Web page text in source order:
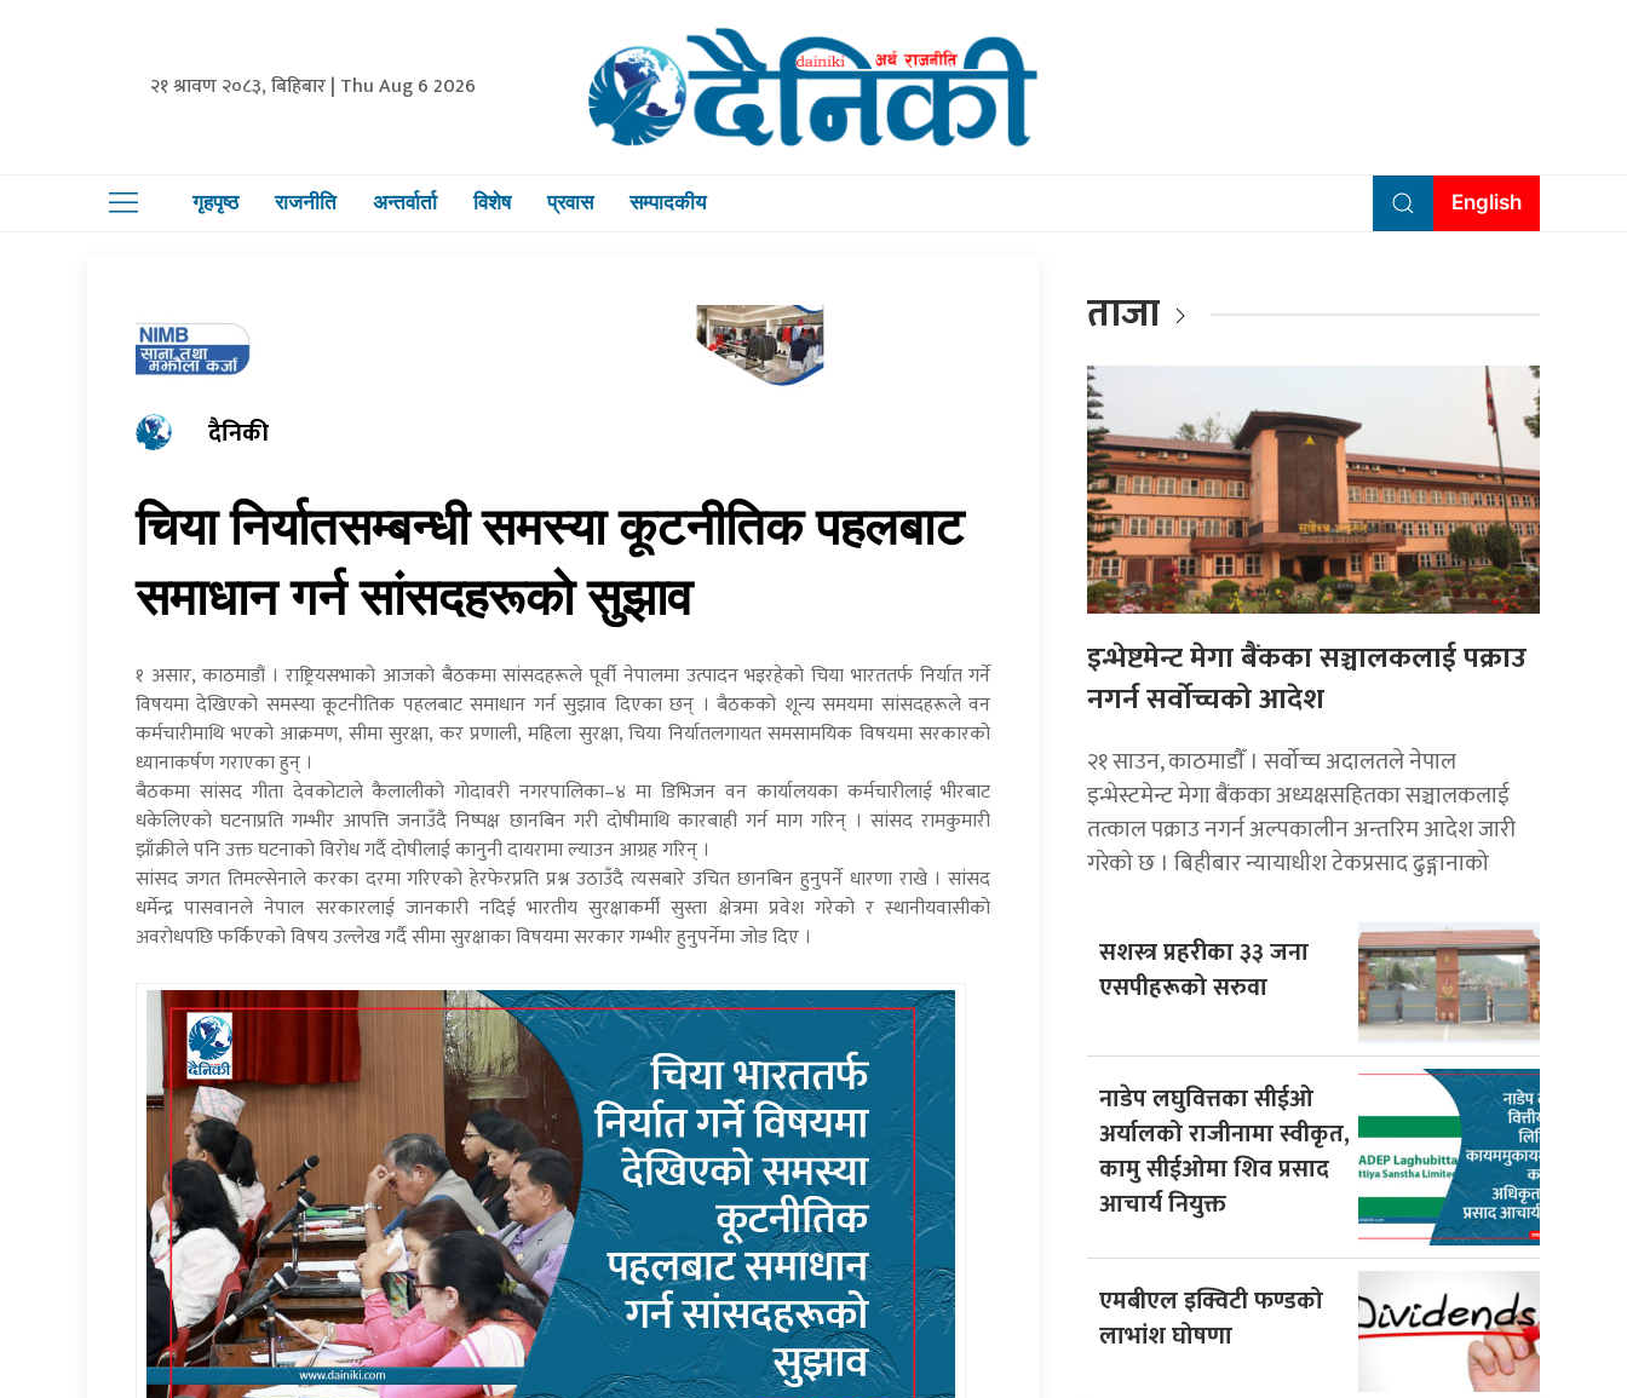
२१ श्रावण २०८३, बिहिबार | Thu Aug 6 2026
गृहपृष्ठ राजनीति अन्तर्वार्ता विशेष प्रवास सम्पादकीय English
दैनिकी
चिया निर्यातसम्बन्धी समस्या कूटनीतिक पहलबाट
समाधान गर्न सांसदहरूकाे सुझाव
१ असार, काठमाडौं । राष्ट्रियसभाको आजको बैठकमा सांसदहरूले पूर्वी नेपालमा उत्पादन भइरहेको चिया भारततर्फ निर्यात गर्ने
विषयमा देखिएको समस्या कूटनीतिक पहलबाट समाधान गर्न सुझाव दिएका छन् । बैठकको शून्य समयमा सांसदहरूले वन
कर्मचारीमाथि भएको आक्रमण, सीमा सुरक्षा, कर प्रणाली, महिला सुरक्षा, चिया निर्यातलगायत समसामयिक विषयमा सरकारको
ध्यानाकर्षण गराएका हुन् ।
बैठकमा सांसद गीता देवकोटाले कैलालीको गोदावरी नगरपालिका–४ मा डिभिजन वन कार्यालयका कर्मचारीलाई भीरबाट
धकेलिएको घटनाप्रति गम्भीर आपत्ति जनाउँदै निष्पक्ष छानबिन गरी दोषीमाथि कारबाही गर्न माग गरिन् । सांसद रामकुमारी
झाँक्रीले पनि उक्त घटनाको विरोध गर्दै दोषीलाई कानुनी दायरामा ल्याउन आग्रह गरिन् ।
सांसद जगत तिमल्सेनाले करका दरमा गरिएको हेरफेरप्रति प्रश्न उठाउँदै त्यसबारे उचित छानबिन हुनुपर्ने धारणा राखे । सांसद
धर्मेन्द्र पासवानले नेपाल सरकारलाई जानकारी नदिई भारतीय सुरक्षाकर्मी सुस्ता क्षेत्रमा प्रवेश गरेको र स्थानीयवासीको
अवरोधपछि फर्किएको विषय उल्लेख गर्दै सीमा सुरक्षाका विषयमा सरकार गम्भीर हुनुपर्नेमा जोड दिए ।
ताजा
इन्भेष्टमेन्ट मेगा बैंकका सञ्चालकलाई पक्राउ
नगर्न सर्वोच्चको आदेश
२१ साउन, काठमाडाैँ । सर्वोच्च अदालतले नेपाल
इन्भेस्टमेन्ट मेगा बैंकका अध्यक्षसहितका सञ्चालकलाई
तत्काल पक्राउ नगर्न अल्पकालीन अन्तरिम आदेश जारी
गरेको छ । बिहीबार न्यायाधीश टेकप्रसाद ढुङ्गानाको
सशस्त्र प्रहरीका ३३ जना
एसपीहरूको सरुवा
नाडेप लघुवित्तका सीईओ
अर्यालको राजीनामा स्वीकृत,
कामु सीईओमा शिव प्रसाद
आचार्य नियुक्त
एमबीएल इक्विटी फण्डको
लाभांश घोषणा